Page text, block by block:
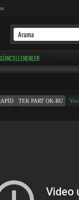
GÜNCELLENENLER
TEK PART OK-RU